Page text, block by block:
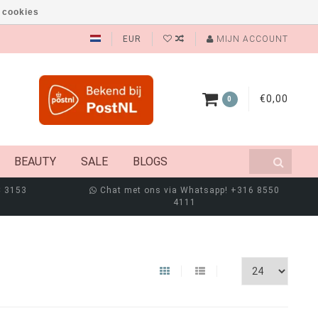
EUR MIJN ACCOUNT
0 €0,00
BEAUTY SALE BLOGS
3153
Chat met ons via Whatsapp! +316 8550
4111
cookies